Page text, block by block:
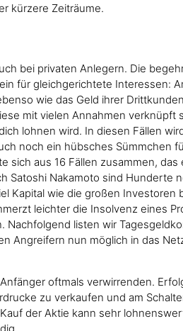
kürzere Zeiträume.
bei privaten Anlegern. Die
für gleichgerichtete Interessen:
wie das Geld ihrer
mit vielen Annahmen verknüpft
lohnen wird. In diesen Fällen
noch ein hübsches Sümmchen
aus 16 Fällen zusammen, das
Satoshi Nakamoto sind Hunderte
Kapital wie die großen Investoren
leichter die Insolvenz eines
listen wir
Angreifern nun möglich in das
oftmals verwirrenden.
zu verkaufen und am
der Aktie kann sehr